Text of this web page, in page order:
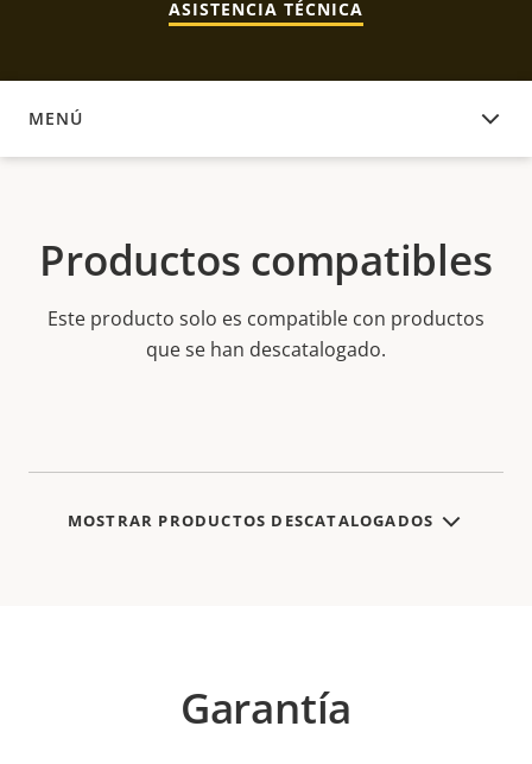
ASISTENCIA TÉCNICA
MENÚ
PRODUCTOS COMPATIBLES
Productos compatibles
Este producto solo es compatible con productos
que se han descatalogado.
MOSTRAR PRODUCTOS DESCATALOGADOS
Garantía